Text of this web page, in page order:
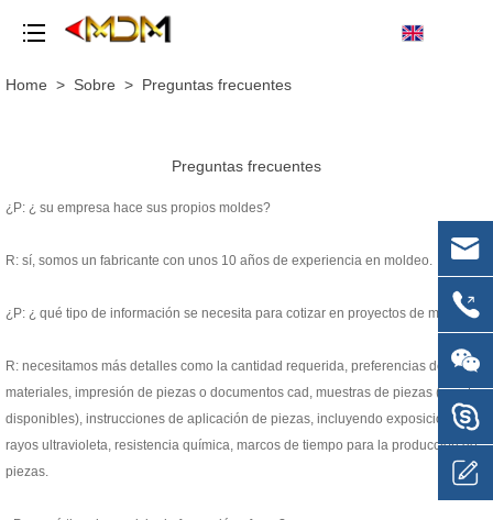
Home > Sobre > Preguntas frecuentes
Preguntas frecuentes
¿P: ¿ su empresa hace sus propios moldes?
R: sí, somos un fabricante con unos 10 años de experiencia en moldeo.
¿P: ¿ qué tipo de información se necesita para cotizar en proyectos de moldeo?
R: necesitamos más detalles como la cantidad requerida, preferencias de
materiales, impresión de piezas o documentos cad, muestras de piezas (si están
disponibles), instrucciones de aplicación de piezas, incluyendo exposición a
rayos ultravioleta, resistencia química, marcos de tiempo para la producción de
piezas.